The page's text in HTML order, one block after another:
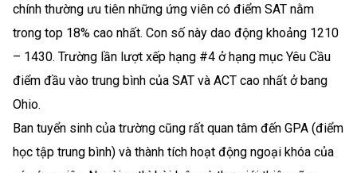
chính thường ưu tiên những ứng viên có điểm SAT nằm
trong top 18% cao nhất. Con số này dao động khoảng 1210
– 1430. Trường lần lượt xếp hạng #4 ở hạng mục Yêu Cầu
điểm đầu vào trung bình của SAT và ACT cao nhất ở bang
Ohio.
Ban tuyển sinh của trường cũng rất quan tâm đến GPA (điểm
học tập trung bình) và thành tích hoạt động ngoại khóa của